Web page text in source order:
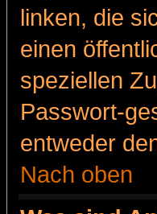
linken, die
einen
speziellen
Passwort-
entweder
Nach oben